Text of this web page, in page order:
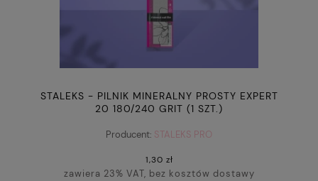
STALEKS - PILNIK MINERALNY PROSTY EXPERT
20 180/240 GRIT (1 SZT.)
Producent: STALEKS PRO
1,30 zł
zawiera 23% VAT, bez kosztów dostawy